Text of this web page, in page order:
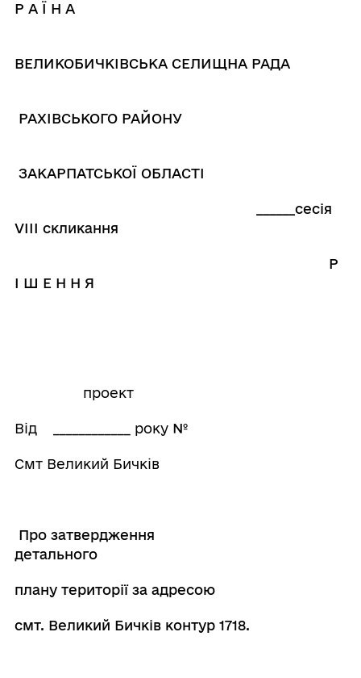
Р А Ї Н А
ВЕЛИКОБИЧКІВСЬКА СЕЛИЩНА РАДА
РАХІВСЬКОГО РАЙОНУ
ЗАКАРПАТСЬКОЇ ОБЛАСТІ
______сесія
VІІІ скликання
Р
І Ш Е Н Н Я
проект
Від ____________ року №
Смт Великий Бичків
Про затвердження
плану території за адресою
смт. Великий Бичків контур 1718.